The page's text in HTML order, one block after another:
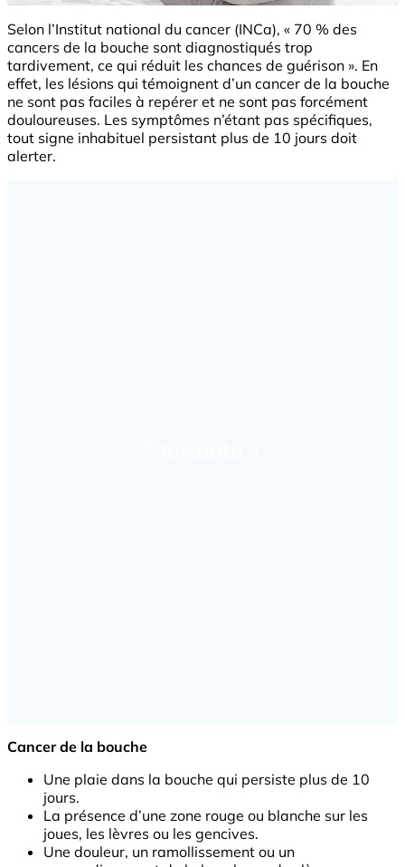
Selon l’Institut national du cancer (INCa), « 70 % des
cancers de la bouche sont diagnostiqués trop
tardivement, ce qui réduit les chances de guérison ». En
effet, les lésions qui témoignent d’un cancer de la bouche
ne sont pas faciles à repérer et ne sont pas forcément
douloureuses. Les symptômes n’étant pas spécifiques,
tout signe inhabituel persistant plus de 10 jours doit
alerter.
Cancer de la bouche
Une plaie dans la bouche qui persiste plus de 10
jours.
La présence d’une zone rouge ou blanche sur les
joues, les lèvres ou les gencives.
Une douleur, un ramollissement ou un